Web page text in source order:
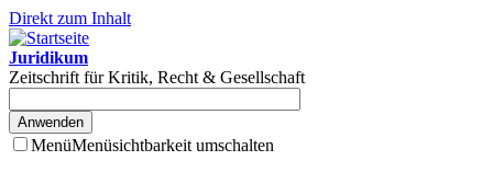
Direkt zum Inhalt
Juridikum
Zeitschrift für Kritik, Recht & Gesellschaft
MenüMenüsichtbarkeit umschalten